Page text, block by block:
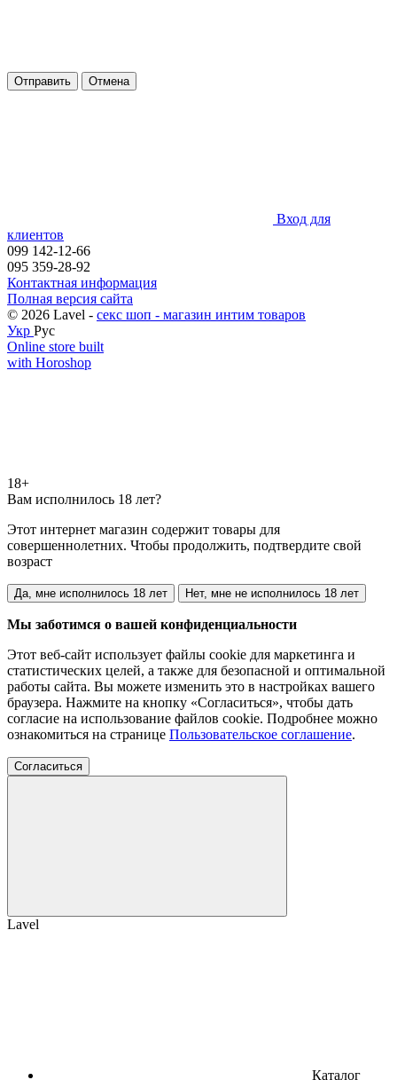
Отправить Отмена
Вход для
клиентов
099 142-12-66
095 359-28-92
Контактная информация
Полная версия сайта
© 2026 Lavel - секс шоп - магазин интим товаров
Укр Рус
Online store built
with Horoshop
18+
Вам исполнилось 18 лет?
Этот интернет магазин содержит товары для
совершеннолетних. Чтобы продолжить, подтвердите свой
возраст
Да, мне исполнилось 18 лет Нет, мне не исполнилось 18 лет
Мы заботимся о вашей конфиденциальности
Этот веб-сайт использует файлы cookie для маркетинга и
статистических целей, а также для безопасной и оптимальной
работы сайта. Вы можете изменить это в настройках вашего
браузера. Нажмите на кнопку «Согласиться», чтобы дать
согласие на использование файлов cookie. Подробнее можно
ознакомиться на странице Пользовательское соглашение.
Согласиться
Lavel
Каталог